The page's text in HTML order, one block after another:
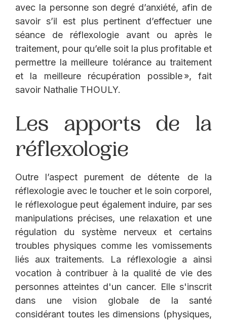
avec la personne son degré d’anxiété, afin de
savoir s’il est plus pertinent d’effectuer une
séance de réflexologie avant ou après le
traitement, pour qu’elle soit la plus profitable et
permettre la meilleure tolérance au traitement
et la meilleure récupération possible », fait
savoir Nathalie THOULY.
Les apports de la
réflexologie
Outre l’aspect purement de détente de la
réflexologie avec le toucher et le soin corporel,
le réflexologue peut également induire, par ses
manipulations précises, une relaxation et une
régulation du système nerveux et certains
troubles physiques comme les vomissements
liés aux traitements. La réflexologie a ainsi
vocation à contribuer à la qualité de vie des
personnes atteintes d'un cancer. Elle s'inscrit
dans une vision globale de la santé
considérant toutes les dimensions (physiques,